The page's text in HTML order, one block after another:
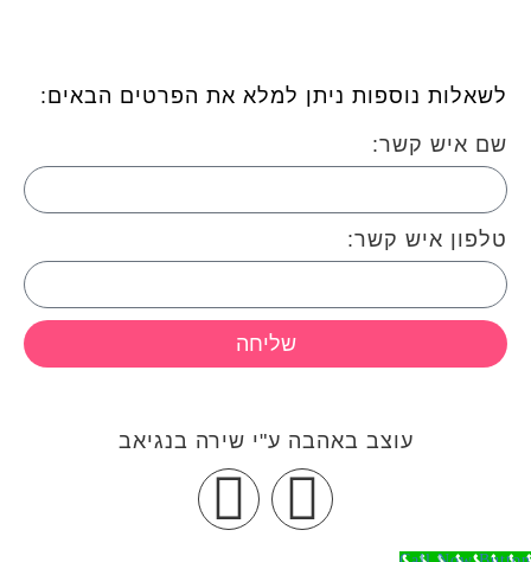
לשאלות נוספות ניתן למלא את הפרטים הבאים:
שם איש קשר:
טלפון איש קשר:
שליחה
עוצב באהבה ע"י שירה בנגיאב